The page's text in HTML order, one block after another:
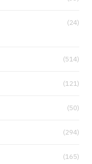
(24)
(514)
(121)
(50)
(294)
(165)